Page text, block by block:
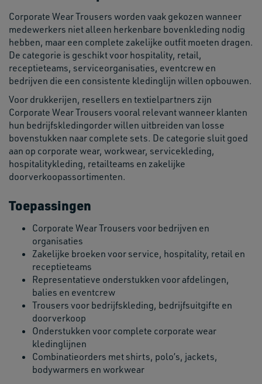
Corporate Wear Trousers worden vaak gekozen wanneer
medewerkers niet alleen herkenbare bovenkleding nodig
hebben, maar een complete zakelijke outfit moeten dragen.
De categorie is geschikt voor hospitality, retail,
receptieteams, serviceorganisaties, eventcrew en
bedrijven die een consistente kledinglijn willen opbouwen.
Voor drukkerijen, resellers en textielpartners zijn
Corporate Wear Trousers vooral relevant wanneer klanten
hun bedrijfskledingorder willen uitbreiden van losse
bovenstukken naar complete sets. De categorie sluit goed
aan op corporate wear, workwear, servicekleding,
hospitalitykleding, retailteams en zakelijke
doorverkoopassortimenten.
Toepassingen
Corporate Wear Trousers voor bedrijven en
organisaties
Zakelijke broeken voor service, hospitality, retail en
receptieteams
Representatieve onderstukken voor afdelingen,
balies en eventcrew
Trousers voor bedrijfskleding, bedrijfsuitgifte en
doorverkoop
Onderstukken voor complete corporate wear
kledinglijnen
Combinatieorders met shirts, polo’s, jackets,
bodywarmers en workwear